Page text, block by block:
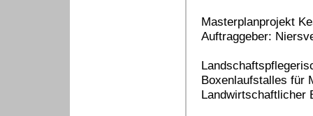
Masterplanprojekt
Auftraggeber:
Boxenlaufstalles für
Landwirtschaftlicher